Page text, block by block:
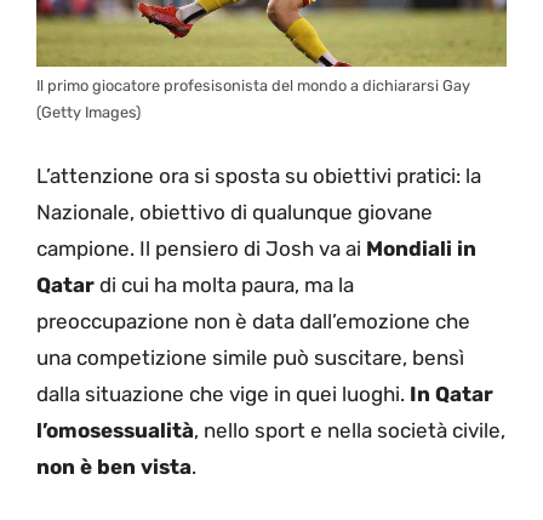
Il primo giocatore profesisonista del mondo a dichiararsi Gay
(Getty Images)
L’attenzione ora si sposta su obiettivi pratici: la
Nazionale, obiettivo di qualunque giovane
campione. Il pensiero di Josh va ai Mondiali in
Qatar di cui ha molta paura, ma la
preoccupazione non è data dall’emozione che
una competizione simile può suscitare, bensì
dalla situazione che vige in quei luoghi. In Qatar
l’omosessualità, nello sport e nella società civile,
non è ben vista.